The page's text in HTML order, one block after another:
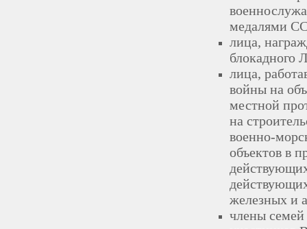
медалями
лица,
блокадного
лица,
войны на
местной
на
военно-
объектов в
железных и
члены